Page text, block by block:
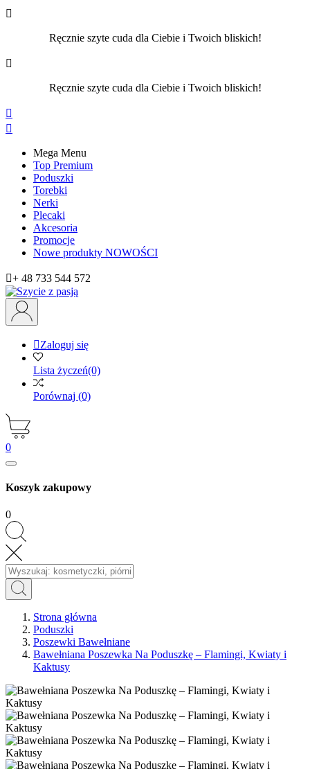

Ręcznie szyte cuda dla Ciebie i Twoich bliskich!

Ręcznie szyte cuda dla Ciebie i Twoich bliskich!


Mega Menu
Top Premium
Poduszki
Torebki
Nerki
Plecaki
Akcesoria
Promocje
Nowe produkty NOWOŚCI
+ 48 733 544 572
Zaloguj się
Lista życzeń(0)
Porównaj (0)
0
Koszyk zakupowy
0
Strona główna
Poduszki
Poszewki Bawełniane
Bawełniana Poszewka Na Poduszkę – Flamingi, Kwiaty i
Kaktusy